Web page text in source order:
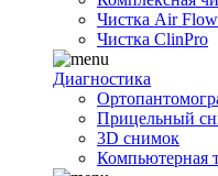
Чистка Air Flow
Чистка ClinPro
Диагностика
Прицельный
3D снимок
Компьютерная